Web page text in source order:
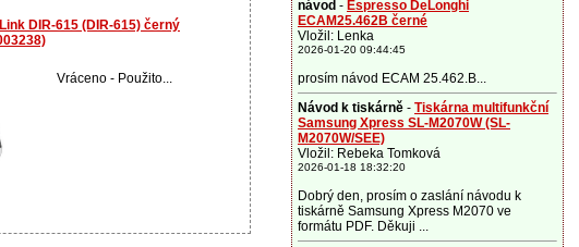
DIR-615 (DIR-615) černý
Vráceno - Použito...
návod - Espresso DeLonghi
ECAM25.462B černé
Vložil: Lenka
2026-01-20 09:44:45
prosím návod ECAM 25.462.B...
Návod k tiskárně - Tiskárna multifunkční
Samsung Xpress SL-M2070W (SL-
M2070W/SEE)
Vložil: Rebeka Tomková
2026-01-18 18:32:20
Dobrý den, prosím o zaslání návodu k
tiskárně Samsung Xpress M2070 ve
formátu PDF. Děkuji ...